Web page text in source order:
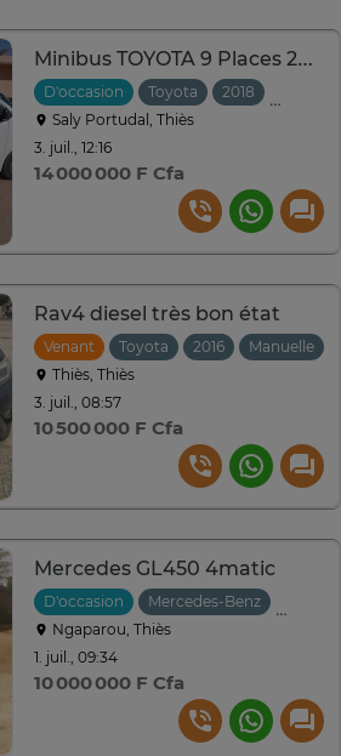
Minibus TOYOTA 9 Places 2018
D'occasion Toyota 2018
Saly Portudal, Thiès
3. juil., 12:16
14 000 000 F Cfa
Rav4 diesel très bon état
Venant Toyota 2016
Manuelle
Thiès, Thiès
3. juil., 08:57
10 500 000 F Cfa
Mercedes GL450 4matic
D'occasion Mercedes-Benz
Ngaparou, Thiès
1. juil., 09:34
10 000 000 F Cfa